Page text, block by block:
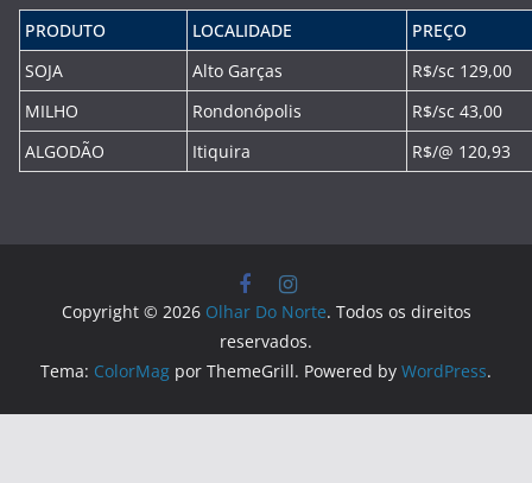
PRODUTO LOCALIDADE
PREÇO
SOJA
Alto Garças
R$/sc 129,00
MILHO
Rondonópolis
R$/sc 43,00
ALGODÃO
Itiquira R$/@ 120,93
Copyright © 2026 Olhar Do Norte. Todos os direitos
reservados.
Tema: ColorMag por ThemeGrill. Powered by WordPress.